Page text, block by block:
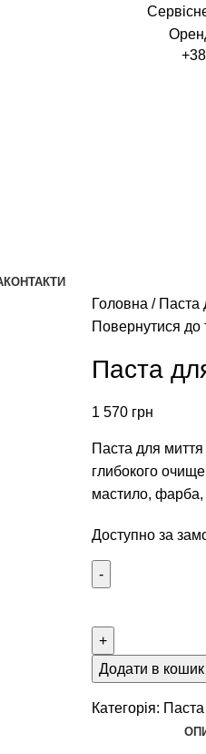
КОНТАКТИ
Головна Паста
Повернутися до
Паста
1 570 грн
Паста для
глибокого
мастило, фарба,
Доступно за
Додати в кошик
Категорія: